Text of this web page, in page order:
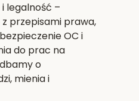
legalność –
przepisami prawa,
OC i
do prac na
o
mienia i